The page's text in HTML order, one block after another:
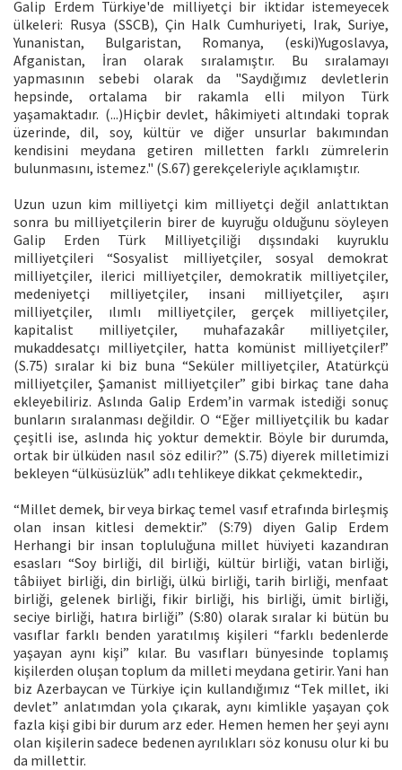
Galip Erdem Türkiye'de milliyetçi bir iktidar istemeyecek
ülkeleri: Rusya (SSCB), Çin Halk Cumhuriyeti, Irak, Suriye,
Yunanistan, Bulgaristan, Romanya, (eski)Yugoslavya,
Afganistan, İran olarak sıralamıştır. Bu sıralamayı
yapmasının sebebi olarak da "Saydığımız devletlerin
hepsinde, ortalama bir rakamla elli milyon Türk
yaşamaktadır. (...)Hiçbir devlet, hâkimiyeti altındaki toprak
üzerinde, dil, soy, kültür ve diğer unsurlar bakımından
kendisini meydana getiren milletten farklı zümrelerin
bulunmasını, istemez." (S.67) gerekçeleriyle açıklamıştır.
Uzun uzun kim milliyetçi kim milliyetçi değil anlattıktan
sonra bu milliyetçilerin birer de kuyruğu olduğunu söyleyen
Galip Erden Türk Milliyetçiliği dışsındaki kuyruklu
milliyetçileri “Sosyalist milliyetçiler, sosyal demokrat
milliyetçiler, ilerici milliyetçiler, demokratik milliyetçiler,
medeniyetçi milliyetçiler, insani milliyetçiler, aşırı
milliyetçiler, ılımlı milliyetçiler, gerçek milliyetçiler,
kapitalist milliyetçiler, muhafazakâr milliyetçiler,
mukaddesatçı milliyetçiler, hatta komünist milliyetçiler!”
(S.75) sıralar ki biz buna “Seküler milliyetçiler, Atatürkçü
milliyetçiler, Şamanist milliyetçiler” gibi birkaç tane daha
ekleyebiliriz. Aslında Galip Erdem’in varmak istediği sonuç
bunların sıralanması değildir. O “Eğer milliyetçilik bu kadar
çeşitli ise, aslında hiç yoktur demektir. Böyle bir durumda,
ortak bir ülküden nasıl söz edilir?” (S.75) diyerek milletimizi
bekleyen “ülküsüzlük” adlı tehlikeye dikkat çekmektedir.,
“Millet demek, bir veya birkaç temel vasıf etrafında birleşmiş
olan insan kitlesi demektir.” (S:79) diyen Galip Erdem
Herhangi bir insan topluluğuna millet hüviyeti kazandıran
esasları “Soy birliği, dil birliği, kültür birliği, vatan birliği,
tâbiiyet birliği, din birliği, ülkü birliği, tarih birliği, menfaat
birliği, gelenek birliği, fikir birliği, his birliği, ümit birliği,
seciye birliği, hatıra birliği” (S:80) olarak sıralar ki bütün bu
vasıflar farklı benden yaratılmış kişileri “farklı bedenlerde
yaşayan aynı kişi” kılar. Bu vasıfları bünyesinde toplamış
kişilerden oluşan toplum da milleti meydana getirir. Yani han
biz Azerbaycan ve Türkiye için kullandığımız “Tek millet, iki
devlet” anlatımdan yola çıkarak, aynı kimlikle yaşayan çok
fazla kişi gibi bir durum arz eder. Hemen hemen her şeyi aynı
olan kişilerin sadece bedenen ayrılıkları söz konusu olur ki bu
da millettir.